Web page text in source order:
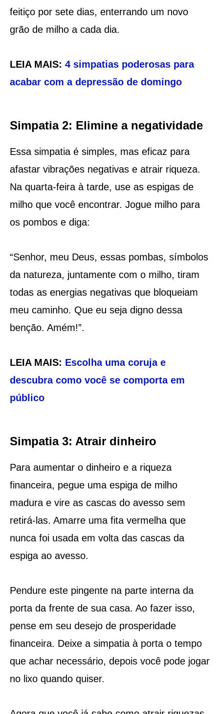
feitiço por sete dias, enterrando um novo
grão de milho a cada dia.
LEIA MAIS: 4 simpatias poderosas para
acabar com a depressão de domingo
Simpatia 2: Elimine a negatividade
Essa simpatia é simples, mas eficaz para
afastar vibrações negativas e atrair riqueza.
Na quarta-feira à tarde, use as espigas de
milho que você encontrar. Jogue milho para
os pombos e diga:
“Senhor, meu Deus, essas pombas, símbolos
da natureza, juntamente com o milho, tiram
todas as energias negativas que bloqueiam
meu caminho. Que eu seja digno dessa
benção. Amém!”.
LEIA MAIS: Escolha uma coruja e
descubra como você se comporta em
público
Simpatia 3: Atrair dinheiro
Para aumentar o dinheiro e a riqueza
financeira, pegue uma espiga de milho
madura e vire as cascas do avesso sem
retirá-las. Amarre uma fita vermelha que
nunca foi usada em volta das cascas da
espiga ao avesso.
Pendure este pingente na parte interna da
porta da frente de sua casa. Ao fazer isso,
pense em seu desejo de prosperidade
financeira. Deixe a simpatia à porta o tempo
que achar necessário, depois você pode jogar
no lixo quando quiser.